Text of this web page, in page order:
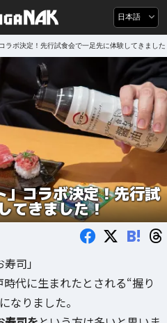
日本語
ラボ決定！先行試食会で一足先に体験してきました
コラボ決定！先行試
てきました！
B!
司」
代に生まれたとされる“握り
なりました。